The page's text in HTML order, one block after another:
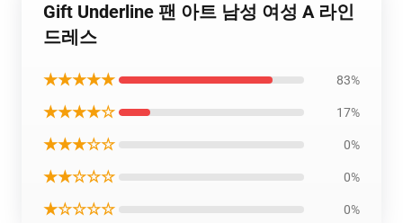
Gift Underline 팬 아트 남성 여성 A 라인
드레스
★★★★★ 83%
★★★★☆ 17%
★★★☆☆ 0%
★★☆☆☆ 0%
★☆☆☆☆ 0%